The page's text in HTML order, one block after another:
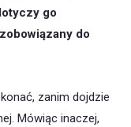
go
do
zanim dojdzie
Mówiąc inaczej,